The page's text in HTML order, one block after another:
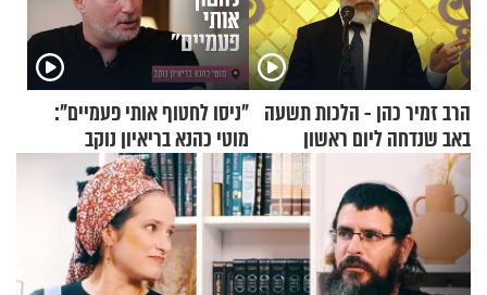
הרב זמיר כהן - הלכות תשעה
באב שנדחה ליום ראשון
"ניסו לחטוף אותי פעמיים":
מוטי כהנא בריאיון נוקב